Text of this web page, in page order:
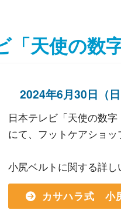
天使の数
2024年6月30日（
日本テレビ「天使の数
にて、フットケアショッ
小尻ベルトに関する詳し
カサハラ式 小